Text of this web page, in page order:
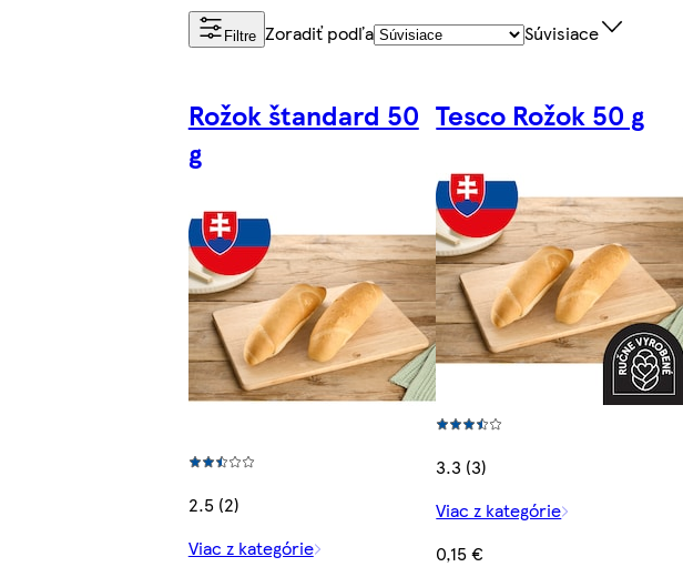
Filtre Zoradiť podľa Súvisiace
Rožok štandard 50
g
2.5 (2)
Viac z kategórie
Tesco Rožok 50 g
3.3 (3)
Viac z kategórie
0,15 €